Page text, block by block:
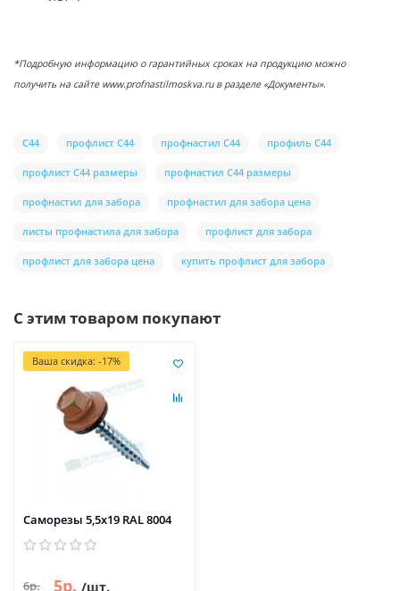
*Подробную информацию о гарантийных сроках на продукцию можно
получить на сайте www.profnastilmoskva.ru в разделе «Документы».
С44 профлист С44 профнастил С44 профиль С44
профлист С44 размеры профнастил С44 размеры
профнастил для забора профнастил для забора цена
листы профнастила для забора профлист для забора
профлист для забора цена купить профлист для забора
С этим товаром покупают
Ваша скидка: -17%
Саморезы 5,5х19 RAL 8004
6р. 5р. /шт.